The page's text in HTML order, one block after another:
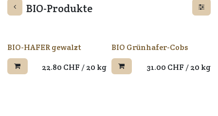
BIO-Produkte
BIO-HAFER gewalzt
22.80 CHF /20 kg
BIO Grünhafer-Cobs
31.00 CHF /20 kg